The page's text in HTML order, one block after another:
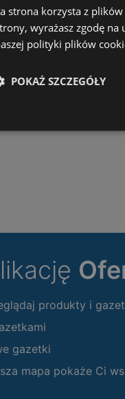
produkty i
gazetki
mapa pokaże Ci
strona korzysta z
wyrażasz zgodę
polityki plików
POKAŻ SZCZEGÓŁY